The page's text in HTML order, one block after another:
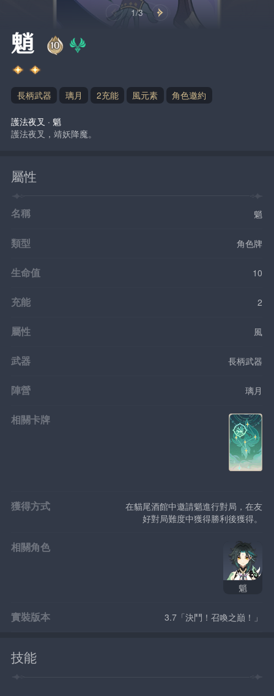
1/3
魈
長柄武器 璃月 2充能 風元素 角色邀約
護法夜叉 · 魈
護法夜叉，靖妖降魔。
屬性
名稱 魈
類型 角色牌
生命值 10
充能 2
屬性 風
武器 長柄武器
陣營 璃月
相關卡牌
獲得方式
在貓尾酒館中邀請魈進行對局，在友
好對局難度中獲得勝利後獲得。
相關角色
魈
實裝版本 3.7「決鬥！召喚之巔！」
技能